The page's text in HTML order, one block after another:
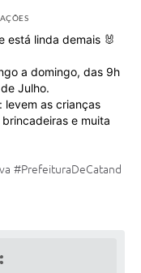
está linda demais 🐰
a domingo, das 9h
Julho.
levem as crianças
e muita
#PrefeituraDeCatand